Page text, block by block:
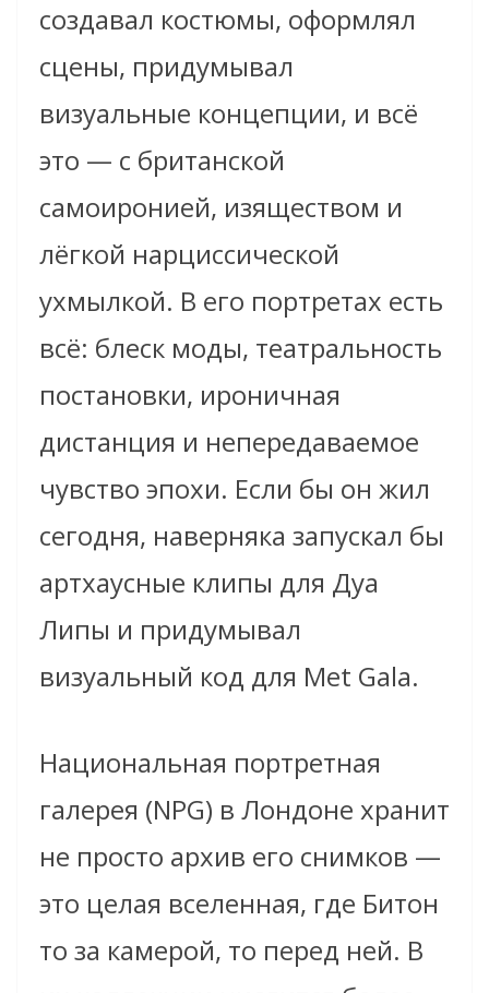
создавал костюмы, оформлял
сцены, придумывал
визуальные концепции, и всё
это — с британской
самоиронией, изяществом и
лёгкой нарциссической
ухмылкой. В его портретах есть
всё: блеск моды, театральность
постановки, ироничная
дистанция и непередаваемое
чувство эпохи. Если бы он жил
сегодня, наверняка запускал бы
артхаусные клипы для Дуа
Липы и придумывал
визуальный код для Met Gala.
Национальная портретная
галерея (NPG) в Лондоне хранит
не просто архив его снимков —
это целая вселенная, где Битон
то за камерой, то перед ней. В